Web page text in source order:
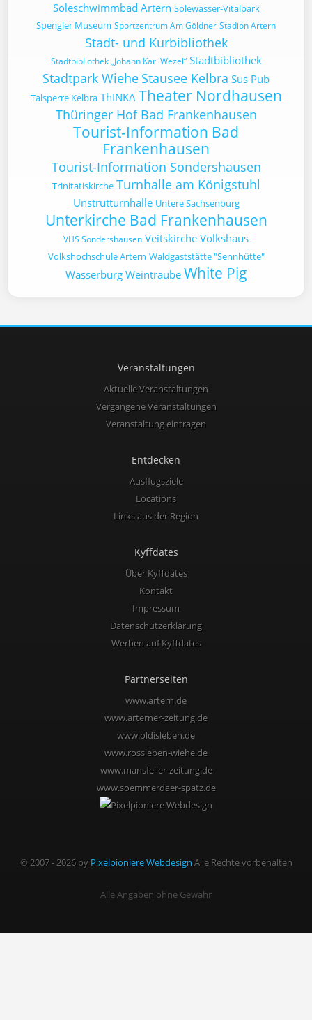
Soleschwimmbad Artern Solewasser-Vitalpark
Spengler Museum Sportzentrum Am Göldner Stadion Artern
Stadt- und Kurbibliothek
Stadtbibliothek „Johann Karl Wezel“ Stadtbibliothek
Stadtpark Wiehe Stausee Kelbra Sus Pub
Talsperre Kelbra ThINKA Theater Nordhausen
Thüringer Hof Bad Frankenhausen
Tourist-Information Bad
Frankenhausen
Tourist-Information Sondershausen
Trinitatiskirche Turnhalle am Königstuhl
Unstrutturnhalle Untere Sachsenburg
Unterkirche Bad Frankenhausen
VHS Sondershausen Veitskirche Volkshaus
Volkshochschule Artern Waldgaststätte "Sennhütte"
Wasserburg Weintraube White Pig
Veranstaltungen
Aktuelle Veranstaltungen
Vergangene Veranstaltungen
Veranstaltung eintragen
Entdecken
Ausflugsziele
Locations
Links aus der Region
Kyffdates
Über Kyffdates
Kontakt
Impressum
Datenschutzerklärung
Werben auf Kyffdates
Partnerseiten
www.artern.de
www.arterner-zeitung.de
www.oldisleben.de
www.rossleben-wiehe.de
www.mansfeller-zeitung.de
www.soemmerdaer-spatz.de
© 2007 - 2026 by Pixelpioniere Webdesign Alle Rechte vorbehalten
Alle Angaben ohne Gewähr